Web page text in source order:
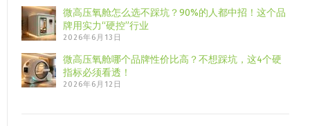
微高压氧舱怎么选不踩坑？90%的人都中招！这个品
牌用实力“硬控”行业
2026年6月13日
微高压氧舱哪个品牌性价比高？不想踩坑，这4个硬
指标必须看透！
2026年6月12日